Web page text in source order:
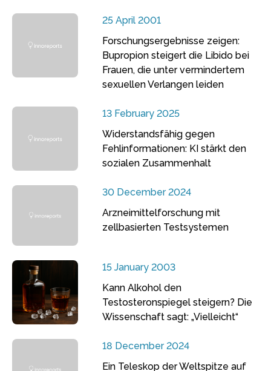
25 April 2001
Forschungsergebnisse zeigen:
Bupropion steigert die Libido bei
Frauen, die unter vermindertem
sexuellen Verlangen leiden
13 February 2025
Widerstandsfähig gegen
Fehlinformationen: KI stärkt den
sozialen Zusammenhalt
30 December 2024
Arzneimittelforschung mit
zellbasierten Testsystemen
15 January 2003
Kann Alkohol den
Testosteronspiegel steigern? Die
Wissenschaft sagt: „Vielleicht“
18 December 2024
Ein Teleskop der Weltspitze auf